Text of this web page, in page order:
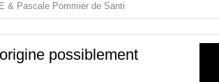
& Pascale Pommier de Santi
possiblement